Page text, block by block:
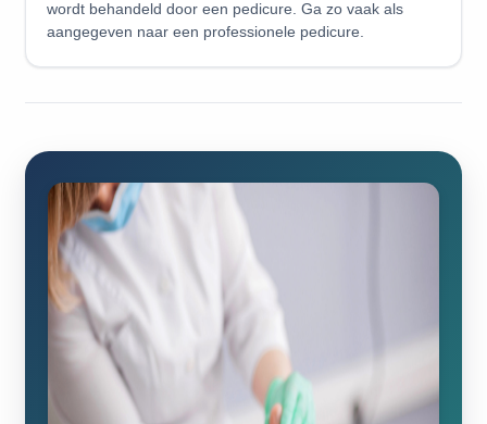
wordt behandeld door een pedicure. Ga zo vaak als
aangegeven naar een professionele pedicure.